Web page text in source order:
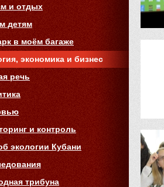
и отдых
детям
в моём багаже
экономика и бизнес
речь
и контроль
экологии Кубани
трибуна